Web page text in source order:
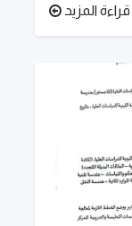
قراءة المزيد